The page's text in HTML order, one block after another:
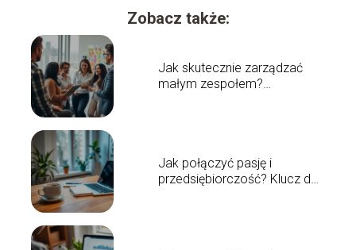
Zobacz także:
Jak skutecznie zarządzać
małym zespołem?
Jak połączyć pasję i
przedsiębiorczość? Klucz do